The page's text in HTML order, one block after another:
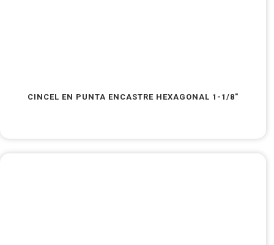
CINCEL EN PUNTA ENCASTRE HEXAGONAL 1-1/8″